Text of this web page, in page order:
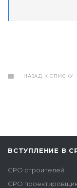
НАЗАД К СПИСКУ
ВСТУПЛЕНИЕ В
СРО строителей
СРО